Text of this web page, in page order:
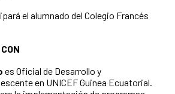
el alumnado del Colegio Francés
es Oficial de Desarrollo y
en UNICEF Guinea Ecuatorial.